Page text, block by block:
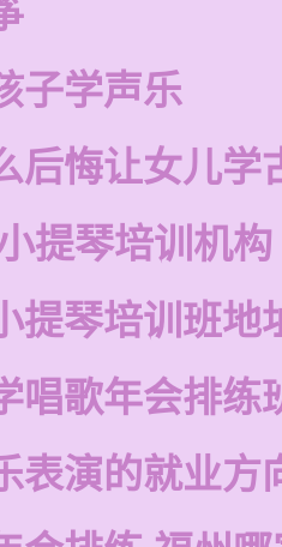
子学声乐
后悔让女儿学
提琴培训机构
提琴培训班地
唱歌年会排练
表演的就业方